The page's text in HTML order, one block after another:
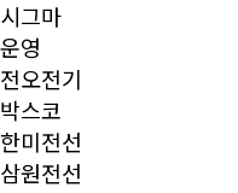
시그마
운영
전오전기
박스코
한미전선
삼원전선